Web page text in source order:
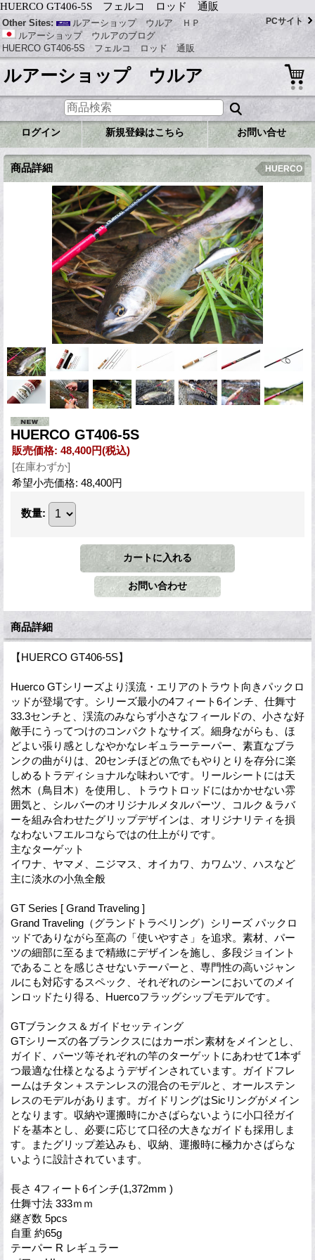
HUERCO GT406-5S フェルコ ロッド 通販
Other Sites:
ルアーショップ ウルア ＨＰ
ルアーショップ ウルアのブログ
HUERCO GT406-5S フェルコ ロッド 通販
PCサイト
ルアーショップ ウルア
ログイン 新規登録はこちら お問い合せ
商品詳細 HUERCO
HUERCO GT406-5S
販売価格: 48,400円(税込)
[在庫わずか]
希望小売価格: 48,400円
数量:
商品詳細
【HUERCO GT406-5S】
Huerco GTシリーズより渓流・エリアのトラウト向きパックロ
ッドが登場です。シリーズ最小の4フィート6インチ、仕舞寸
33.3センチと、渓流のみならず小さなフィールドの、小さな好
敵手にうってつけのコンパクトなサイズ。細身ながらも、ほ
どよい張り感としなやかなレギュラーテーパー、素直なブラ
ンクの曲がりは、20センチほどの魚でもやりとりを存分に楽
しめるトラディショナルな味わいです。リールシートには天
然木（鳥目木）を使用し、トラウトロッドにはかかせない雰
囲気と、シルバーのオリジナルメタルパーツ、コルク＆ラバ
ーを組み合わせたグリップデザインは、オリジナリティを損
なわないフエルコならではの仕上がりです。
主なターゲット
イワナ、ヤマメ、ニジマス、オイカワ、カワムツ、ハスなど
主に淡水の小魚全般
GT Series [ Grand Traveling ]
Grand Traveling（グランドトラベリング）シリーズ パックロ
ッドでありながら至高の「使いやすさ」を追求。素材、パー
ツの細部に至るまで精緻にデザインを施し、多段ジョイント
であることを感じさせないテーパーと、専門性の高いジャン
ルにも対応するスペック、それぞれのシーンにおいてのメイ
ンロッドたり得る、Huercoフラッグシップモデルです。
GTブランクス＆ガイドセッティング
GTシリーズの各ブランクスにはカーボン素材をメインとし、
ガイド、パーツ等それぞれの竿のターゲットにあわせて1本ず
つ最適な仕様となるようデザインされています。ガイドフレ
ームはチタン＋ステンレスの混合のモデルと、オールステン
レスのモデルがあります。ガイドリングはSicリングがメイン
となります。収納や運搬時にかさばらないように小口径ガイ
ドを基本とし、必要に応じて口径の大きなガイドも採用しま
す。またグリップ差込みも、収納、運搬時に極力かさばらな
いように設計されています。
長さ 4フィート6インチ(1,372mm )
仕舞寸法 333ｍｍ
継ぎ数 5pcs
自重 約65g
テーパー R レギュラー